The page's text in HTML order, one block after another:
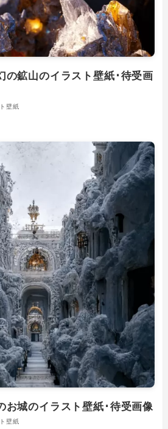
の鉱山のイラスト壁紙･待受画
壁紙
お城のイラスト壁紙･待受画像
壁紙